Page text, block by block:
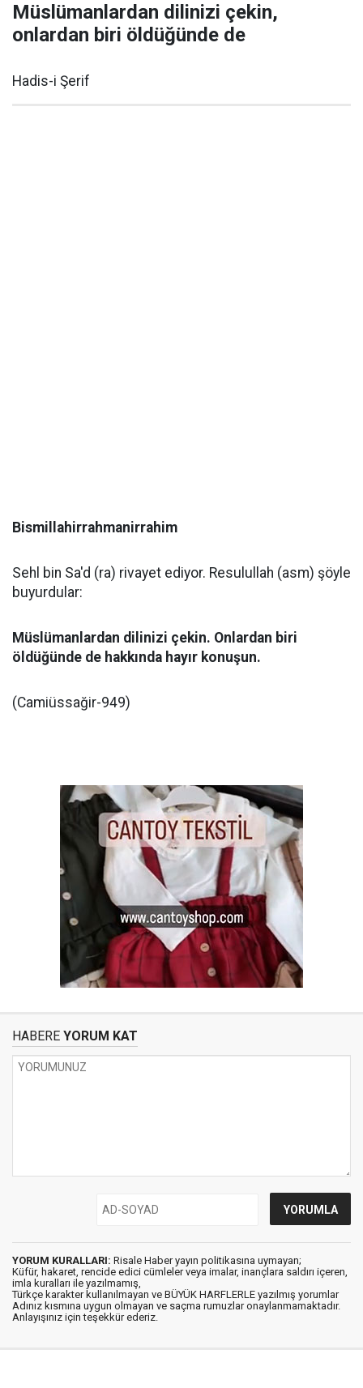
Müslümanlardan dilinizi çekin,
onlardan biri öldüğünde de
Hadis-i Şerif
Bismillahirrahmanirrahim
Sehl bin Sa'd (ra) rivayet ediyor. Resulullah (asm) şöyle
buyurdular:
Müslümanlardan dilinizi çekin. Onlardan biri
öldüğünde de hakkında hayır konuşun.
(Camiüssağir-949)
HABERE YORUM KAT
YORUM KURALLARI: Risale Haber yayın politikasına uymayan;
Küfür, hakaret, rencide edici cümleler veya imalar, inançlara saldırı içeren,
imla kuralları ile yazılmamış,
Türkçe karakter kullanılmayan ve BÜYÜK HARFLERLE yazılmış yorumlar
Adınız kısmına uygun olmayan ve saçma rumuzlar onaylanmamaktadır.
Anlayışınız için teşekkür ederiz.